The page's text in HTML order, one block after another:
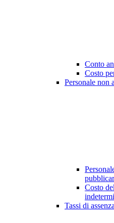
Conto
Costo
Personale non
Costo
Tassi di assenza